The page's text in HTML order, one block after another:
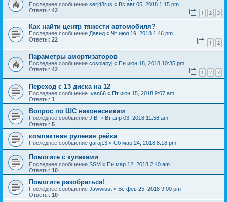
Последнее сообщение serj48rus « Вс авг 05, 2018 1:15 pm
Ответы: 42 1 2 3
Как найти центр тяжести автомобиля?
Последнее сообщение Давид « Чт июл 19, 2018 1:46 pm
Ответы: 22 1 2
Параметры амортизаторов
Последнее сообщение cosolapyj « Пн июн 18, 2018 10:35 pm
Ответы: 42 1 2 3
Переход с 13 диска на 12
Последнее сообщение Ivan66 « Пт июн 15, 2018 9:07 am
Ответы: 1
Вопрос по ШС наконесникам
Последнее сообщение J.B. « Вт апр 03, 2018 11:58 am
Ответы: 5
компактная рулевая рейка
Последнее сообщение garaj13 « Сб мар 24, 2018 8:18 pm
Помогите с кулаками
Последнее сообщение SSM « Пн мар 12, 2018 2:40 am
Ответы: 10
Помогите разобраться!
Последнее сообщение Jawwisst « Вс фев 25, 2018 9:00 pm
Ответы: 10